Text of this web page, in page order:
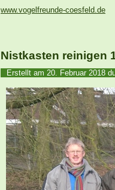
www.vogelfreunde-coesfeld.de
Nistkasten reinigen
Erstellt am 20. Februar 2018